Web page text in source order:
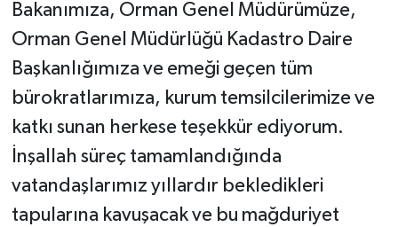
Bakanımıza, Orman Genel Müdürümüze,
Orman Genel Müdürlüğü Kadastro Daire
Başkanlığımıza ve emeği geçen tüm
bürokratlarımıza, kurum temsilcilerimize ve
katkı sunan herkese teşekkür ediyorum.
İnşallah süreç tamamlandığında
vatandaşlarımız yıllardır bekledikleri
tapularına kavuşacak ve bu mağduriyet